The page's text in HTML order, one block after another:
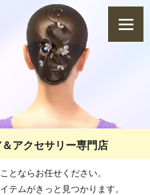
アクセサリー専門店
とならお任せください。
テムがきっと見つかります。